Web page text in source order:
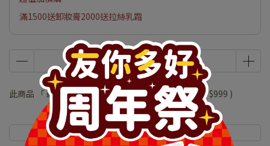
滿1500送卸妝膏2000送拉絲乳霜
此商品 「 最高 」可以折抵紅利199800點 (約等於NT$999 )
商品介紹 規格說明